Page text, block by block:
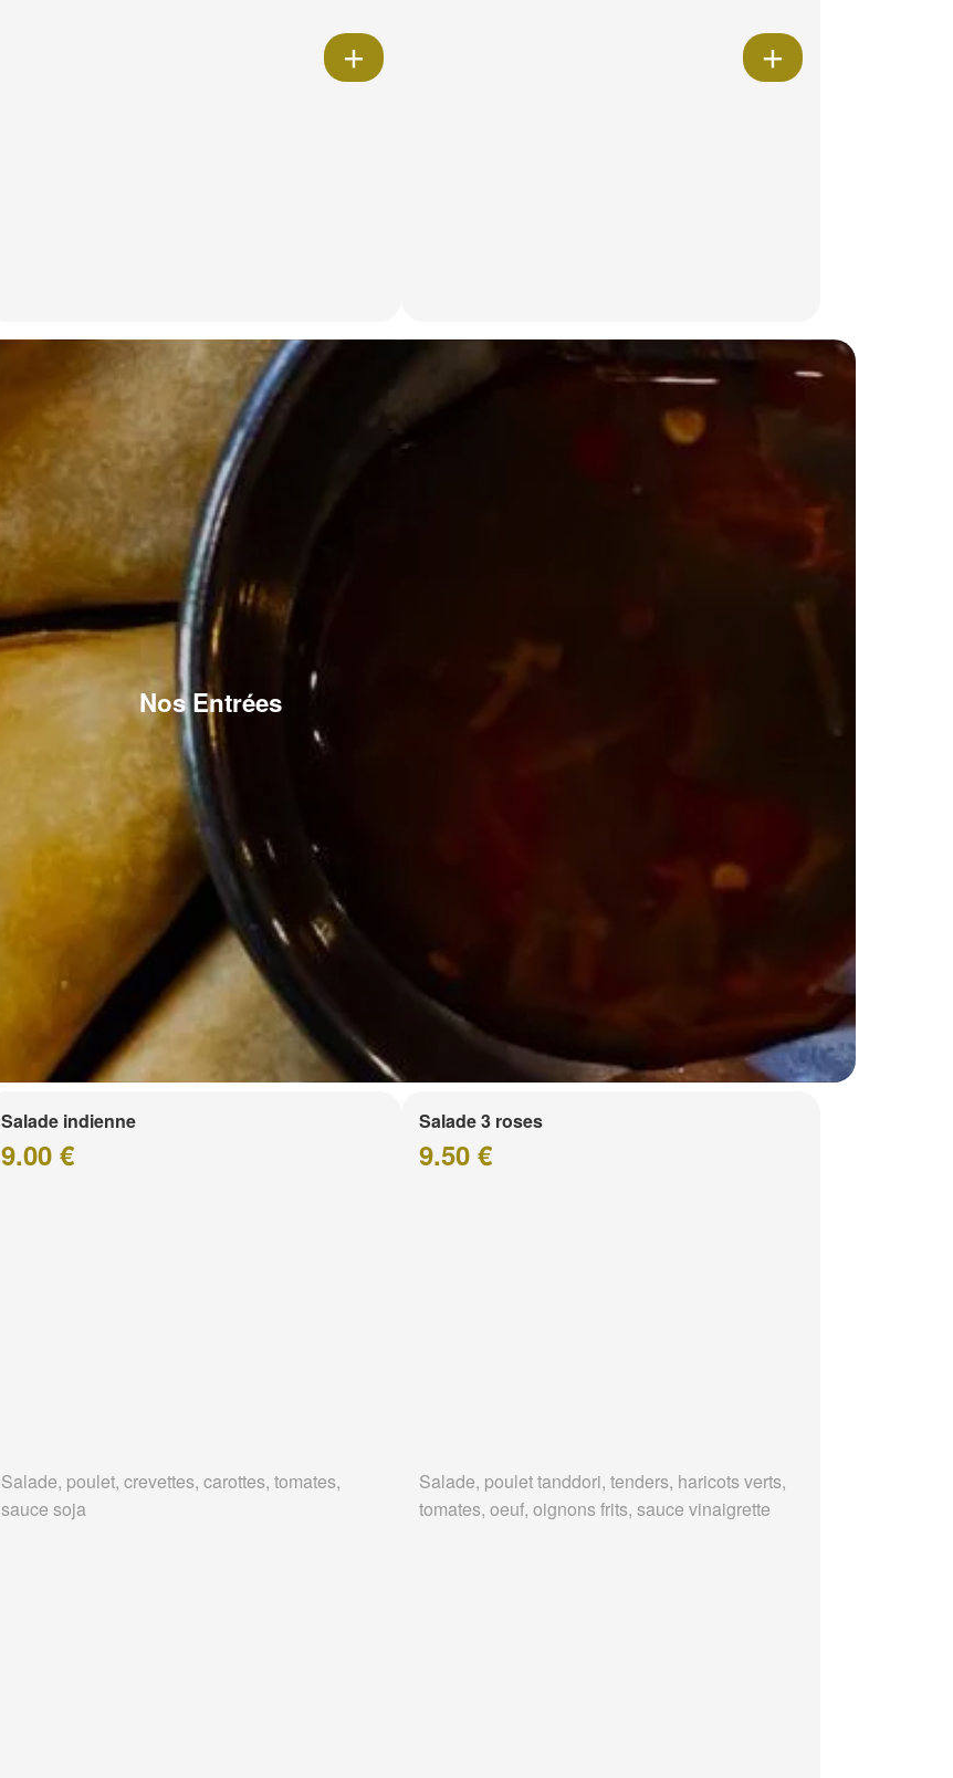
Nos Entrées
Salade indienne
9.00 €
Salade, poulet, crevettes, carottes, tomates,
sauce soja
Salade 3 roses
9.50 €
Salade, poulet tanddori, tenders, haricots verts,
tomates, oeuf, oignons frits, sauce vinaigrette